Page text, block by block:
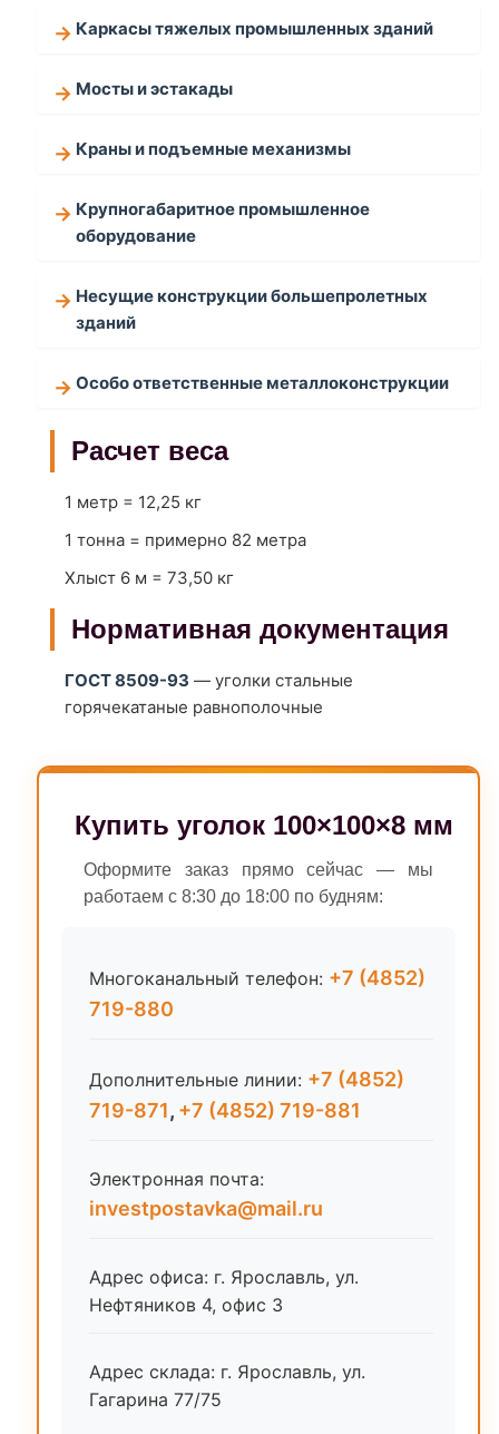
Каркасы тяжелых промышленных зданий
Мосты и эстакады
Краны и подъемные механизмы
Крупногабаритное промышленное
оборудование
Несущие конструкции большепролетных
зданий
Особо ответственные металлоконструкции
Расчет веса
1 метр = 12,25 кг
1 тонна = примерно 82 метра
Хлыст 6 м = 73,50 кг
Нормативная документация
ГОСТ 8509-93 — уголки стальные
горячекатаные равнополочные
Купить уголок 100×100×8 мм
Оформите заказ прямо сейчас — мы
работаем с 8:30 до 18:00 по будням:
Многоканальный телефон: +7 (4852)
719-880
Дополнительные линии: +7 (4852)
719-871, +7 (4852) 719-881
Электронная почта:
investpostavka@mail.ru
Адрес офиса: г. Ярославль, ул.
Нефтяников 4, офис 3
Адрес склада: г. Ярославль, ул.
Гагарина 77/75